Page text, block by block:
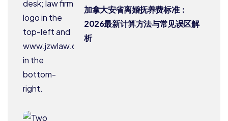
加拿大安省离婚抚养费标准：
2026最新计算方法与常见误区解
析